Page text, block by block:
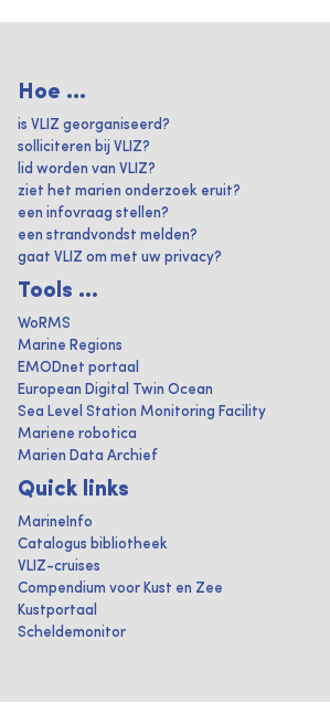
Hoe ...
is VLIZ georganiseerd?
solliciteren bij VLIZ?
lid worden van VLIZ?
ziet het marien onderzoek eruit?
een infovraag stellen?
een strandvondst melden?
gaat VLIZ om met uw privacy?
Tools ...
WoRMS
Marine Regions
EMODnet portaal
European Digital Twin Ocean
Sea Level Station Monitoring Facility
Mariene robotica
Marien Data Archief
Quick links
MarineInfo
Catalogus bibliotheek
VLIZ-cruises
Compendium voor Kust en Zee
Kustportaal
Scheldemonitor